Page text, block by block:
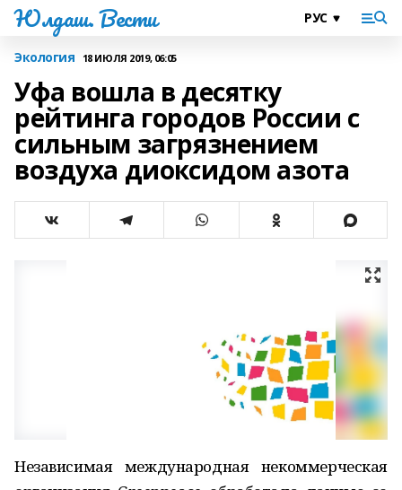
Юлдаш. Вести
Экология 18 ИЮЛЯ 2019, 06:05
Уфа вошла в десятку
рейтинга городов России с
сильным загрязнением
воздуха диоксидом азота
Независимая международная некоммерческая